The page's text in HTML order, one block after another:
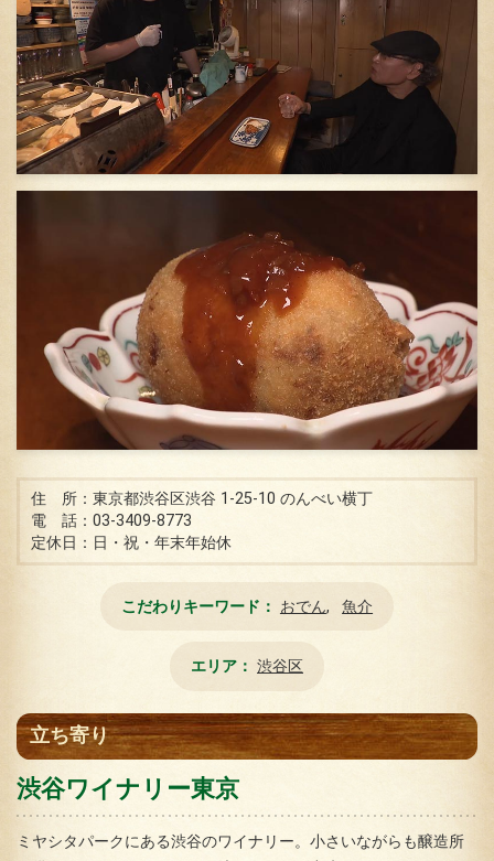
住 所：東京都渋谷区渋谷 1-25-10 のんべい横丁
電 話：03-3409-8773
定休日：日・祝・年末年始休
こだわりキーワード おでん 魚介
エリア 渋谷区
立ち寄り
渋谷ワイナリー東京
ミヤシタパークにある渋谷のワイナリー。小さいながらも醸造所